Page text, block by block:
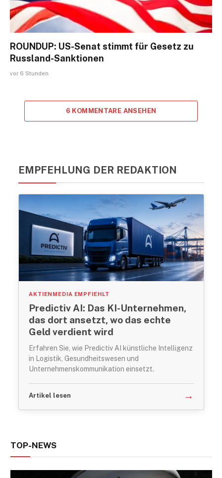
ROUNDUP: US-Senat stimmt für Gesetz zu
Russland-Sanktionen
vor 6 Stunden
6 KOMMENTARE ANSEHEN
EMPFEHLUNG DER REDAKTION
AKTIENMEDIA EMPFIEHLT
Predictiv AI: Das KI-Unternehmen,
das dort ansetzt, wo das echte
Geld verdient wird
Erfahren Sie, wie Predictiv AI künstliche Intelligenz
in Logistik, Gesundheitswesen und
Unternehmenskommunikation einsetzt.
Artikel lesen →
TOP-NEWS